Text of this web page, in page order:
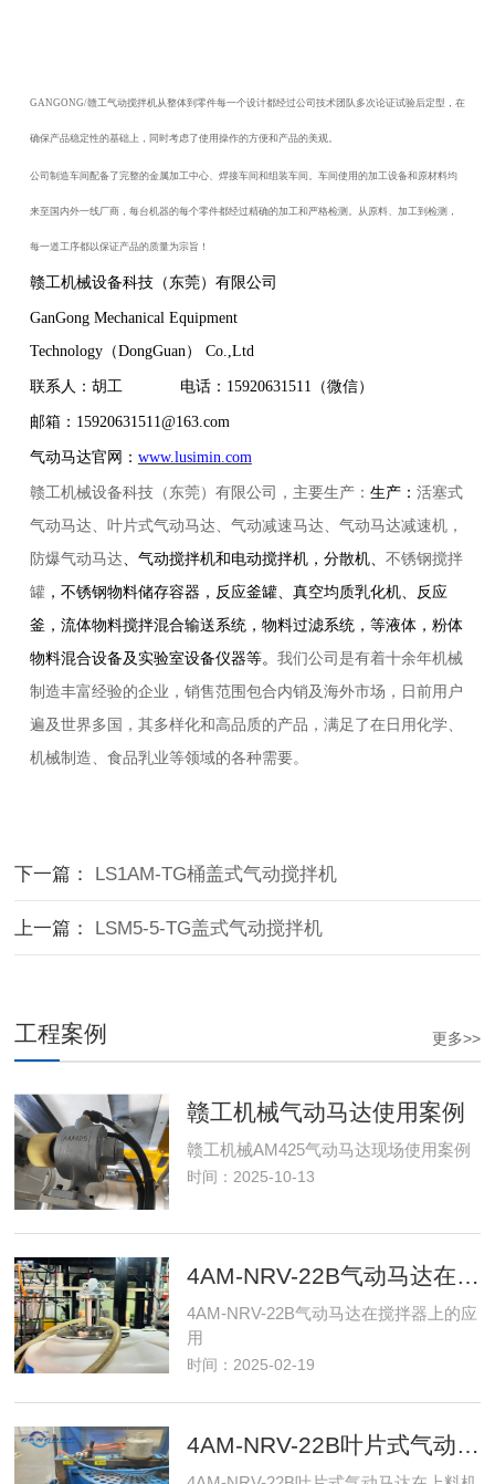
GANGONG/赣工气动搅拌机从整体到零件每一个设计都经过公司技术团队多次论证试验后定型，在
确保产品稳定性的基础上，同时考虑了使用操作的方便和产品的美观。
公司制造车间配备了完整的金属加工中心、焊接车间和组装车间。车间使用的加工设备和原材料均
来至国内外一线厂商，每台机器的每个零件都经过精确的加工和严格检测。从原料、加工到检测，
每一道工序都以保证产品的质量为宗旨！
赣工机械设备科技（东莞）有限公司
GanGong Mechanical Equipment
Technology（DongGuan） Co.,Ltd
联系人：胡工电话：15920631511（微信）
邮箱： 15920631511@163.com
气动马达官网： www.lusimin.com
赣工机械设备科技（东莞）有限公司，主要生产： 生产： 活塞式
气动马达、叶片式气动马达、气动减速马达、 气动马达减速机，
防爆气动马达、气动搅拌机和电动搅拌机，分散机、 不锈钢搅拌
罐，不锈钢物料储存容器，反应釜罐、真空均质乳化机、反应
釜，流体物料搅拌混合输送系统，物料过滤系统，等液体，粉体
物料混合设备及实验室设备仪器等。 我们公司是有着十余年机械
制造丰富经验的企业，销售范围包合内销及海外市场，日前用户
遍及世界多国，其多样化和高品质的产品，满足了在日用化学、
机械制造、食品乳业等领域的各种需要。
下一篇： LS1AM-TG桶盖式气动搅拌机
上一篇： LSM5-5-TG盖式气动搅拌机
更多>>
工程案例
赣工机械气动马达使用案例
赣工机械AM425气动马达现场使用案例
时间：2025-10-13
4AM-NRV-22B气动马达在搅拌器上的应用
4AM-NRV-22B气动马达在搅拌器上的应
用
时间：2025-02-19
4AM-NRV-22B叶片式气动马达在上料机中的应用-赣工机械